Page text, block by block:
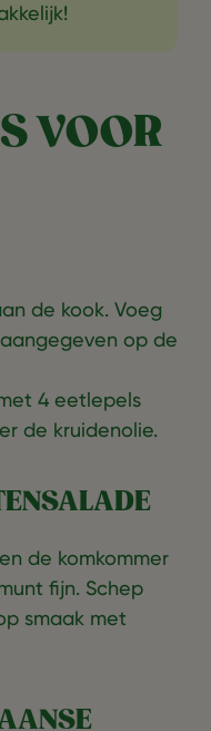
VOOR
de kook. Voeg
op de
4 eetlepels
de kruidenolie.
de komkommer
fijn. Schep
smaak met